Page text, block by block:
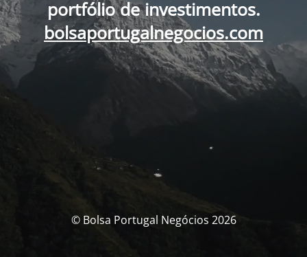
portfólio de investimentos.
bolsaportugalnegocios.com
© Bolsa Portugal Negócios 2026